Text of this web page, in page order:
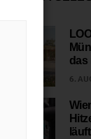
das
6.